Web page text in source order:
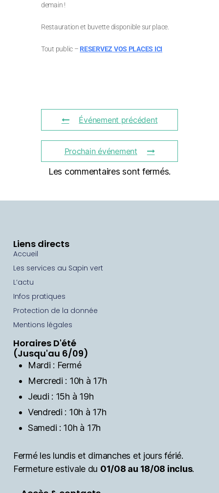
demain !
Restauration et buvette disponible sur place.
Tout public – RESERVEZ VOS PLACES ICI
Événement précédent
Prochain événement
Les commentaires sont fermés.
Liens directs
Accueil
Les services au Sapin vert
L’actu
Infos pratiques
Protection de la donnée
Mentions légales
Horaires D'été
(Jusqu'au 6/09)
Mardi : Fermé
Mercredi : 10h à 17h
Jeudi : 15h à 19h
Vendredi : 10h à 17h
Samedi : 10h à 17h
Fermé les lundis et dimanches et jours férié.
Fermeture estivale du 01/08 au 18/08 inclus.